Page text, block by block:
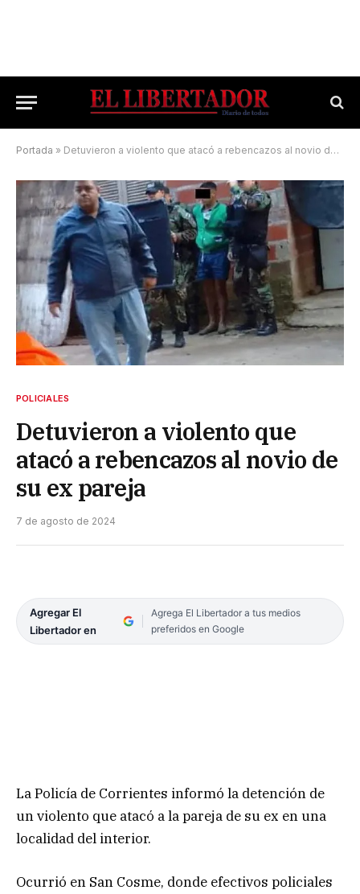
Portada » Detuvieron a violento que atacó a rebencazos al novio de su ex pareja
POLICIALES
Detuvieron a violento que
atacó a rebencazos al novio de
su ex pareja
7 de agosto de 2024
Agregar El
Libertador en
Agrega El Libertador a tus medios
preferidos en Google
La Policía de Corrientes informó la detención de
un violento que atacó a la pareja de su ex en una
localidad del interior.
Ocurrió en San Cosme, donde efectivos policiales